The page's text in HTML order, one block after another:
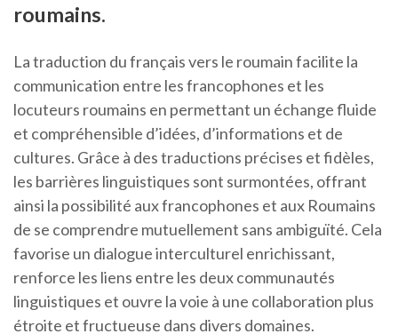
roumains.
La traduction du français vers le roumain facilite la
communication entre les francophones et les
locuteurs roumains en permettant un échange fluide
et compréhensible d’idées, d’informations et de
cultures. Grâce à des traductions précises et fidèles,
les barrières linguistiques sont surmontées, offrant
ainsi la possibilité aux francophones et aux Roumains
de se comprendre mutuellement sans ambiguïté. Cela
favorise un dialogue interculturel enrichissant,
renforce les liens entre les deux communautés
linguistiques et ouvre la voie à une collaboration plus
étroite et fructueuse dans divers domaines.